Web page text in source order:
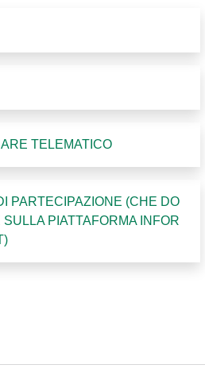
TELEMATICO
PARTECIPAZIONE (CHE DO
PIATTAFORMA INFOR